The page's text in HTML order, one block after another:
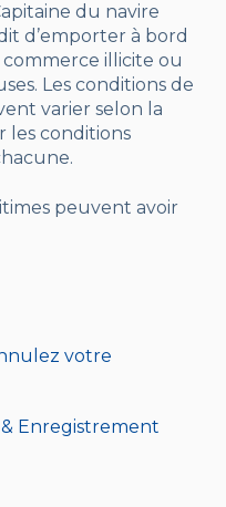
du navire
d’emporter à bord
commerce illicite ou
Les conditions de
varier selon la
les conditions
peuvent avoir
votre
Enregistrement